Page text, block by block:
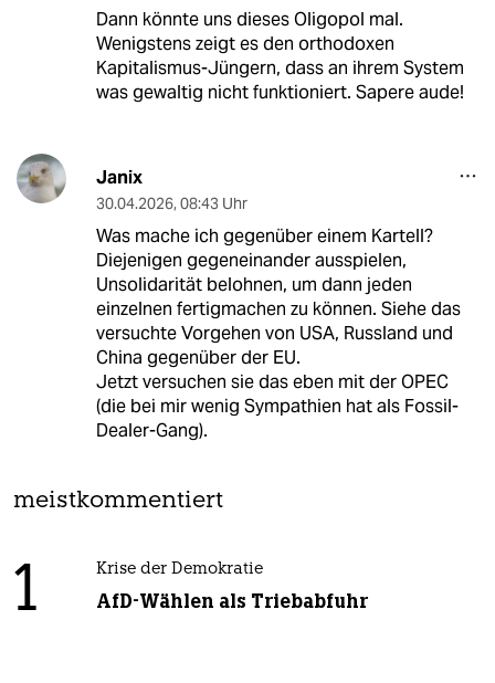
Dann könnte uns dieses Oligopol mal.
Wenigstens zeigt es den orthodoxen
Kapitalismus-Jüngern, dass an ihrem System
was gewaltig nicht funktioniert. Sapere aude!
Janix
30.04.2026, 08:43 Uhr
Was mache ich gegenüber einem Kartell?
Diejenigen gegeneinander ausspielen,
Unsolidarität belohnen, um dann jeden
einzelnen fertigmachen zu können. Siehe das
versuchte Vorgehen von USA, Russland und
China gegenüber der EU.
Jetzt versuchen sie das eben mit der OPEC
(die bei mir wenig Sympathien hat als Fossil-
Dealer-Gang).
meistkommentiert
1 Krise der Demokratie
AfD-Wählen als Triebabfuhr